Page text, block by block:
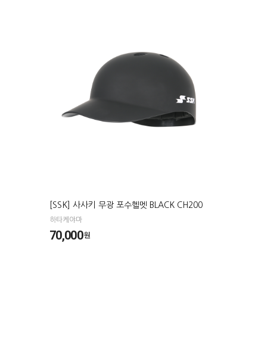
[SSK] 사사키 무광 포수헬멧 BLACK CH200
하타케야마
70,000원